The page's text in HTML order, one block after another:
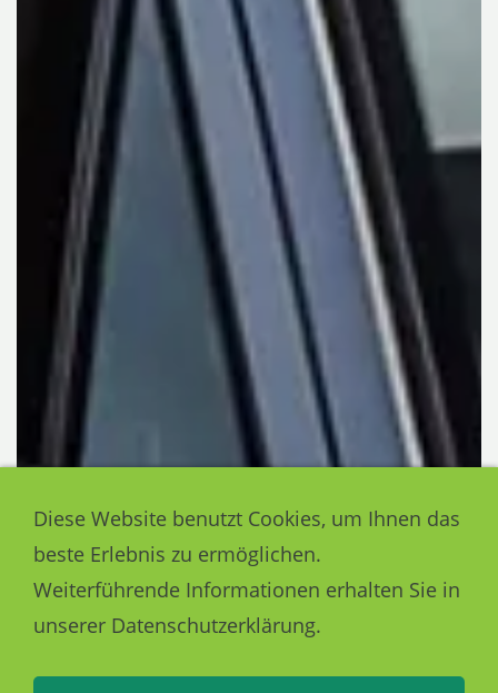
Diese Website benutzt Cookies, um Ihnen das
beste Erlebnis zu ermöglichen.
Weiterführende Informationen erhalten Sie in
unserer Datenschutzerklärung.